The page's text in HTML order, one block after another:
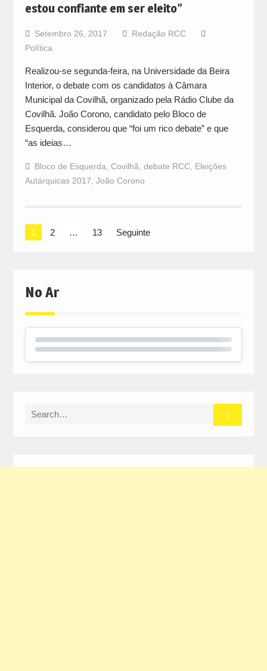
estou confiante em ser eleito”
Setembro 26, 2017
Redação RCC
Política
Realizou-se segunda-feira, na Universidade da Beira
Interior, o debate com os candidatos à Câmara
Municipal da Covilhã, organizado pela Rádio Clube da
Covilhã. João Corono, candidato pelo Bloco de
Esquerda, considerou que “foi um rico debate” e que
“as ideias…
Bloco de Esquerda, Covilhã, debate RCC, Eleições
Autárquicas 2017, João Corono
Navegação
1 2 … 13 Seguinte
No Ar
Search